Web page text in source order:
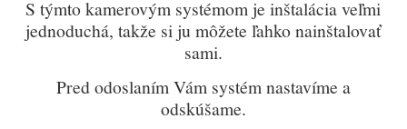
S týmto kamerovým systémom je inštalácia veľmi
jednoduchá, takže si ju môžete ľahko nainštalovať
sami.
Pred odoslaním Vám systém nastavíme a
odskúšame.